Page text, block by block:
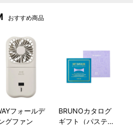
おすすめ商品
フォールデ
グファン
BRUNOカタログ
ギフト（パステル